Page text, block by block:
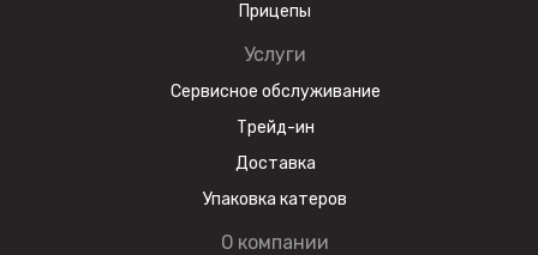
Прицепы
Услуги
Сервисное обслуживание
Трейд-ин
Доставка
Упаковка катеров
О компании